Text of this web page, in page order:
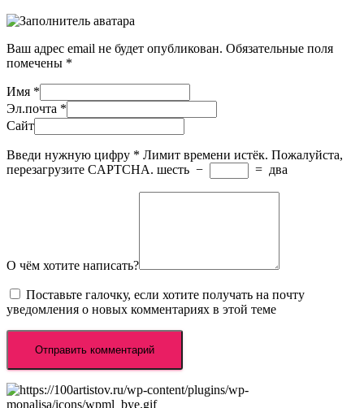
Ваш адрес email не будет опубликован. Обязательные поля
помечены *
Имя *
Эл.почта *
Сайт
Введи нужную цифру * Лимит времени истёк. Пожалуйста,
перезагрузите CAPTCHA. шесть − = два
О чём хотите написать?
Поставьте галочку, если хотите получать на почту
уведомления о новых комментариях в этой теме